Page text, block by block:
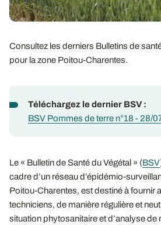
Consultez les derniers Bulletins de
pour la zone Poitou-Charentes.
Téléchargez le dernier BSV :
BSV Pommes de terre n°18 - 28/
Le « Bulletin de Santé du Végétal » (BSV
cadre d’un réseau d’épidémio-
Poitou-Charentes, est destiné à fournir
techniciens, de manière régulière et
situation phytosanitaire et d’analyse de